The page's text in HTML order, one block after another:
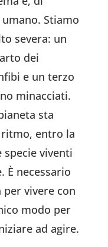
umano. Stiamo
severa: un
dei
e un terzo
minacciati.
sta
entro la
specie viventi
È necessario
vivere con
modo per
ad agire.